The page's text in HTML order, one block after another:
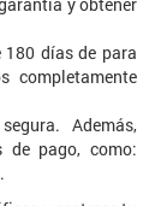
días de para
completamente
Además,
de pago, como: